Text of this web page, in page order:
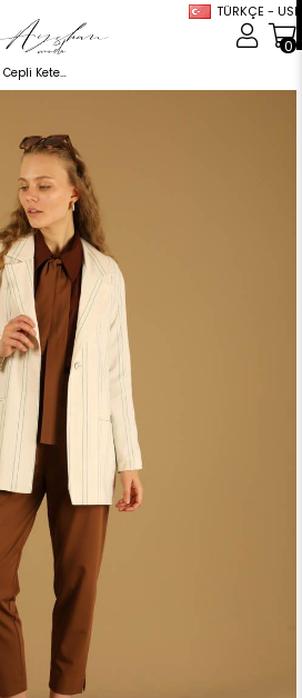
TÜRKÇE - USD
0
Fleto Cepli Keten Ceket Yeşil